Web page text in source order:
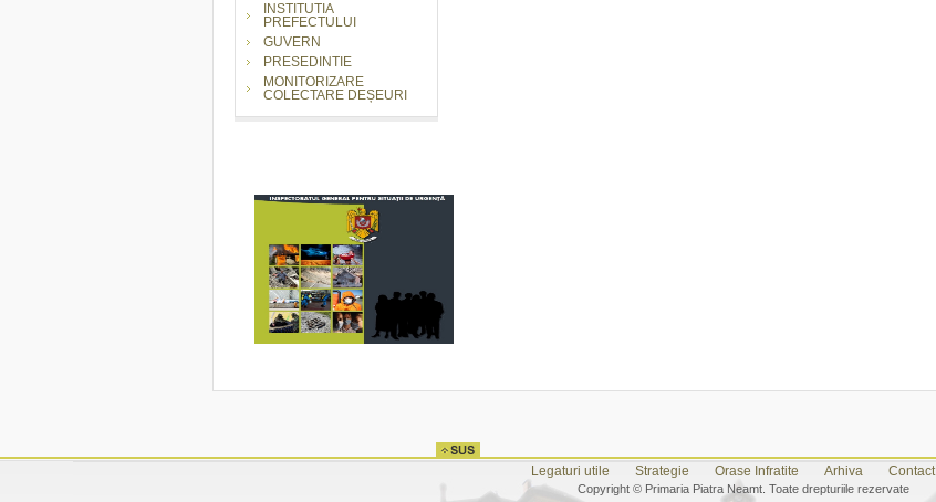
INSTITUTIA
PREFECTULUI
GUVERN
PRESEDINTIE
MONITORIZARE
COLECTARE DEȘEURI
Legaturi utile Strategie Orase Infratite Arhiva Contact
Copyright © Primaria Piatra Neamt. Toate drepturiile rezervate